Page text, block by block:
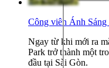
Công viên Ánh Sáng
Ngay từ khi mới ra
Park trở thành một
đầu tại Sài Gòn.